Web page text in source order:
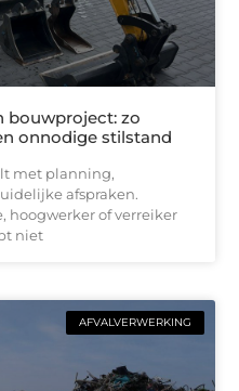
bouwproject: zo
onnodige stilstand
met planning,
afspraken.
hoogwerker of verreiker
niet
AFVALVERWERKING